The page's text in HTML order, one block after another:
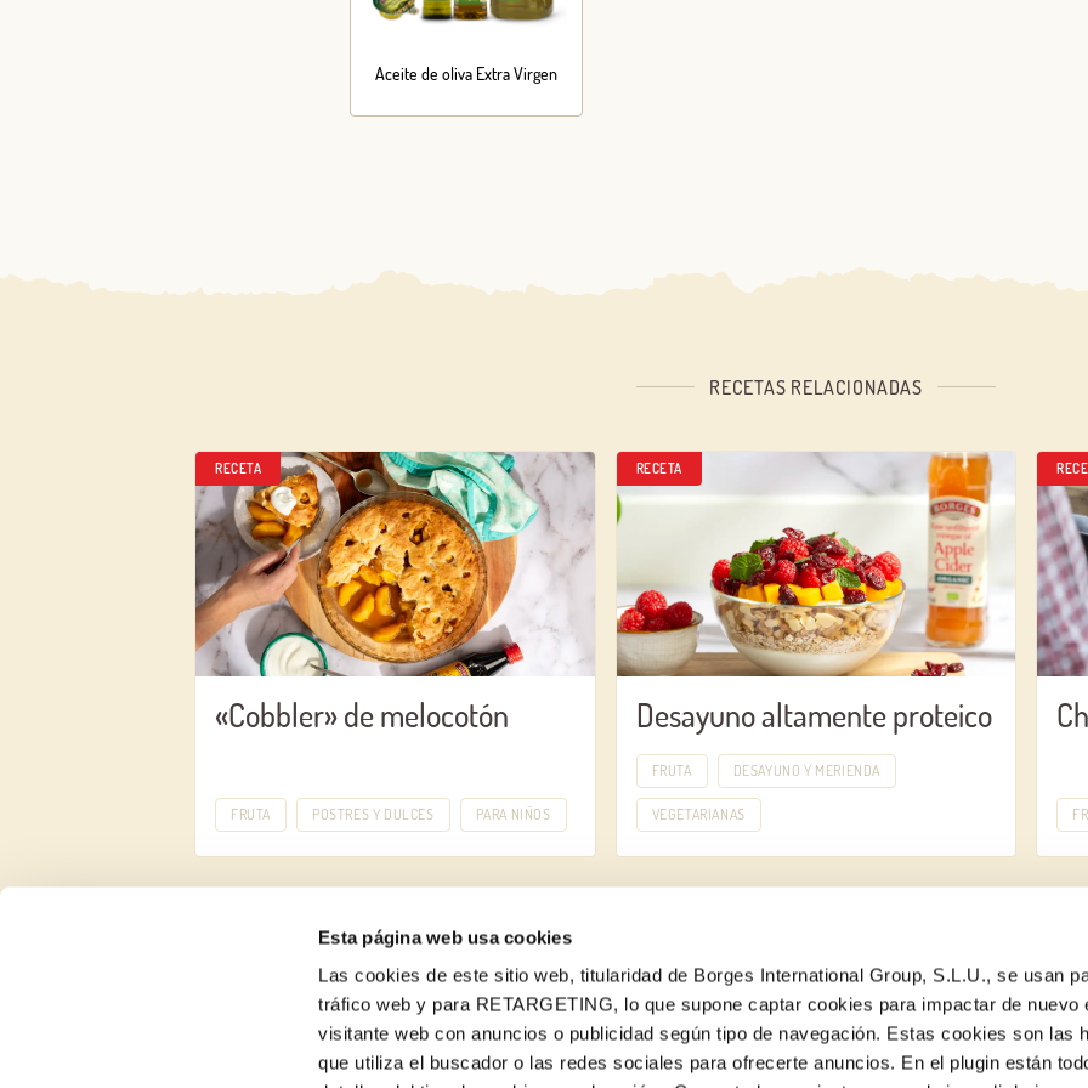
Esta página web usa cookies
Las cookies de este sitio web, titularidad de Borges International Group, S.L.U., se usan
tráfico web y para RETARGETING, lo que supone captar cookies para impactar de nuevo
visitante web con anuncios o publicidad según tipo de navegación. Estas cookies son las
que utiliza el buscador o las redes sociales para ofrecerte anuncios. En el plugin están
Aceite de oliva Extra Virgen
RECETAS RELACIONADAS
RECETA
«Cobbler» de melocotón
FRUTA POSTRES Y DULCES PARA NIÑOS
RECETA
Desayuno altamente proteico
FRUTA DESAYUNO Y MERIENDA
VEGETARIANAS